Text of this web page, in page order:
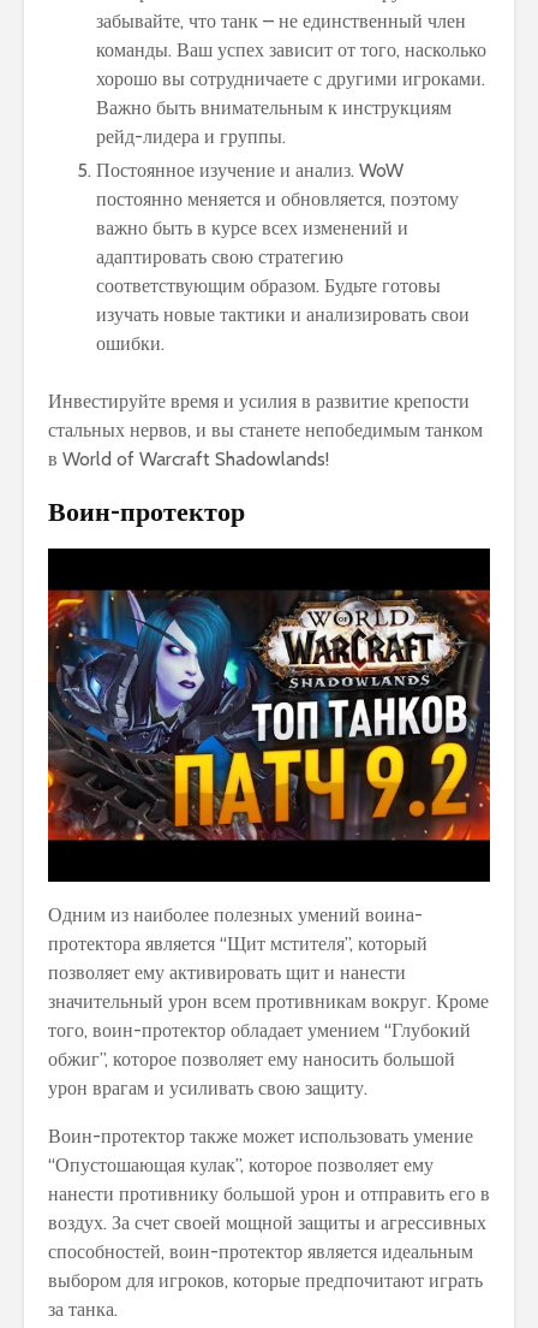
забывайте, что танк – не единственный член
команды. Ваш успех зависит от того, насколько
хорошо вы сотрудничаете с другими игроками.
Важно быть внимательным к инструкциям
рейд-лидера и группы.
Постоянное изучение и анализ. WoW
постоянно меняется и обновляется, поэтому
важно быть в курсе всех изменений и
адаптировать свою стратегию
соответствующим образом. Будьте готовы
изучать новые тактики и анализировать свои
ошибки.
Инвестируйте время и усилия в развитие крепости
стальных нервов, и вы станете непобедимым танком
в World of Warcraft Shadowlands!
Воин-протектор
Одним из наиболее полезных умений воина-
протектора является “Щит мстителя”, который
позволяет ему активировать щит и нанести
значительный урон всем противникам вокруг. Кроме
того, воин-протектор обладает умением “Глубокий
обжиг”, которое позволяет ему наносить большой
урон врагам и усиливать свою защиту.
Воин-протектор также может использовать умение
“Опустошающая кулак”, которое позволяет ему
нанести противнику большой урон и отправить его в
воздух. За счет своей мощной защиты и агрессивных
способностей, воин-протектор является идеальным
выбором для игроков, которые предпочитают играть
за танка.